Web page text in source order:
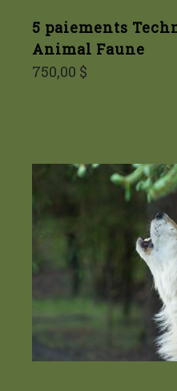
5 paiements
Animal Faune
750,00 $